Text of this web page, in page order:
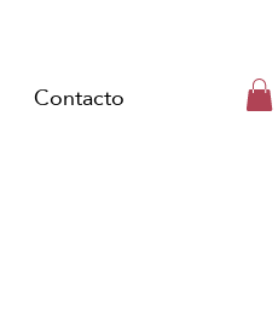
Contacto